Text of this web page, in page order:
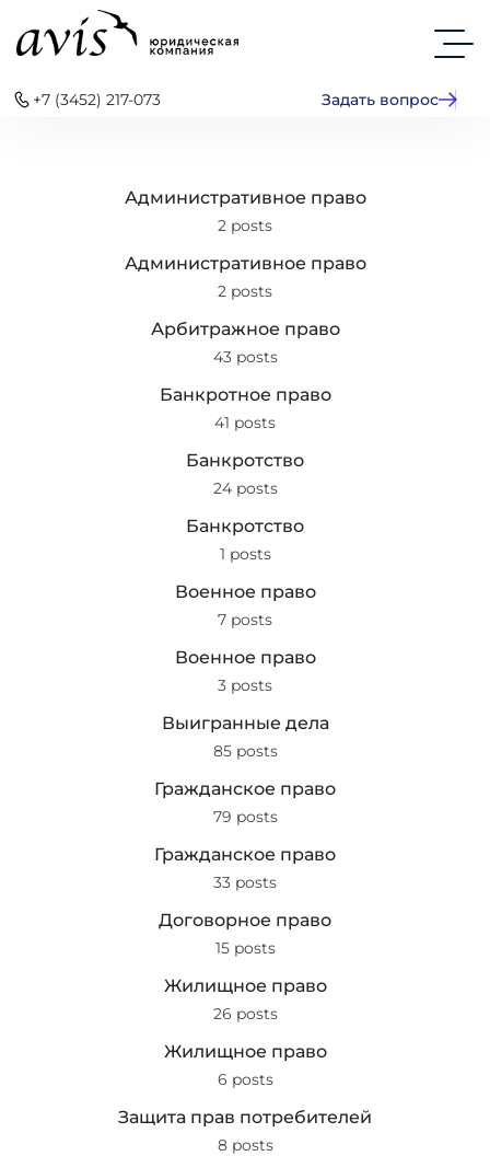
+7 (3452) 217-073 Задать вопрос
Административное право
2 posts
Административное право
2 posts
Арбитражное право
43 posts
Банкротное право
41 posts
Банкротство
24 posts
Банкротство
1 posts
Военное право
7 posts
Военное право
3 posts
Выигранные дела
85 posts
Гражданское право
79 posts
Гражданское право
33 posts
Договорное право
15 posts
Жилищное право
26 posts
Жилищное право
6 posts
Защита прав потребителей
8 posts